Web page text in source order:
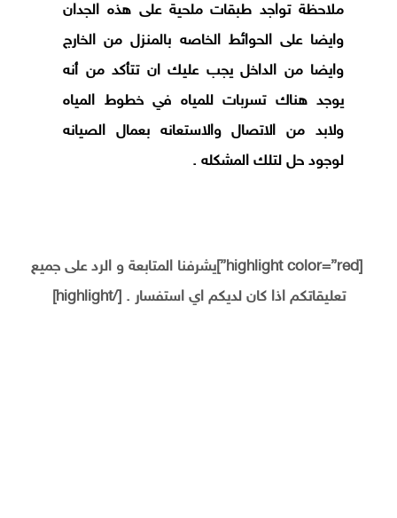
ملاحظة تواجد طبقات ملحية على هذه الجدان
وايضا على الحوائط الخاصه بالمنزل من الخارج
وايضا من الداخل يجب عليك ان تتأكد من أنه
يوجد هناك تسربات للمياه في خطوط المياه
ولابد من الاتصال والاستعانه بعمال الصيانه
لوجود حل لتلك المشكله .
[highlight color=”red”]يشرفنا المتابعة و الرد على جميع
تعليقاتكم اذا كان لديكم اي استفسار . [/highlight]